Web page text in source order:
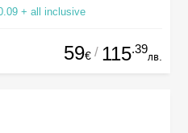
+ all inclusive
59€ / 115.39
лв.